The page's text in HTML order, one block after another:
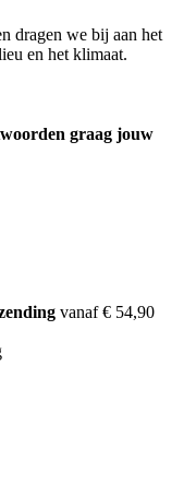
dragen we bij aan het
en het klimaat.
graag jouw
vanaf € 54,90